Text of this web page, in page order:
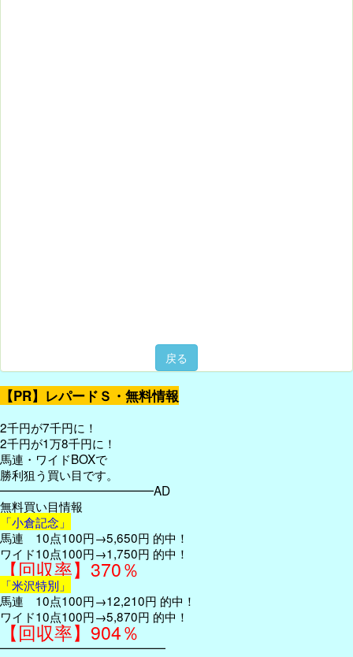
戻る
【PR】レパードＳ・無料情報
2千円が7千円に！
2千円が1万8千円に！
馬連・ワイドBOXで
勝利狙う買い目です。
━━━━━━━━━━━━━AD
無料買い目情報
「小倉記念」
馬連 10点100円→5,650円 的中！
ワイド10点100円→1,750円 的中！
【回収率】370％
「米沢特別」
馬連 10点100円→12,210円 的中！
ワイド10点100円→5,870円 的中！
【回収率】904％
━━━━━━━━━━━━━━